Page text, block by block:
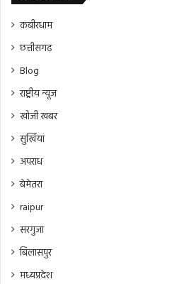
कबीरधाम
छत्तीसगढ़
Blog
राष्ट्रीय न्यूज
खोजी खबर
सुर्खियां
अपराध
बेमेतरा
raipur
सरगुजा
बिलासपुर
मध्यप्रदेश